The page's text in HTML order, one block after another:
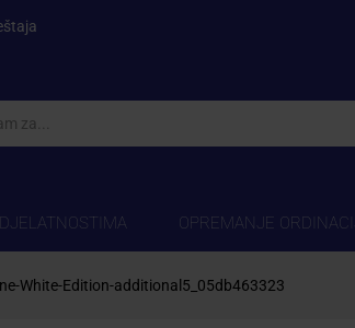
OPREMANJE
White-Edition-additional5_05db463323